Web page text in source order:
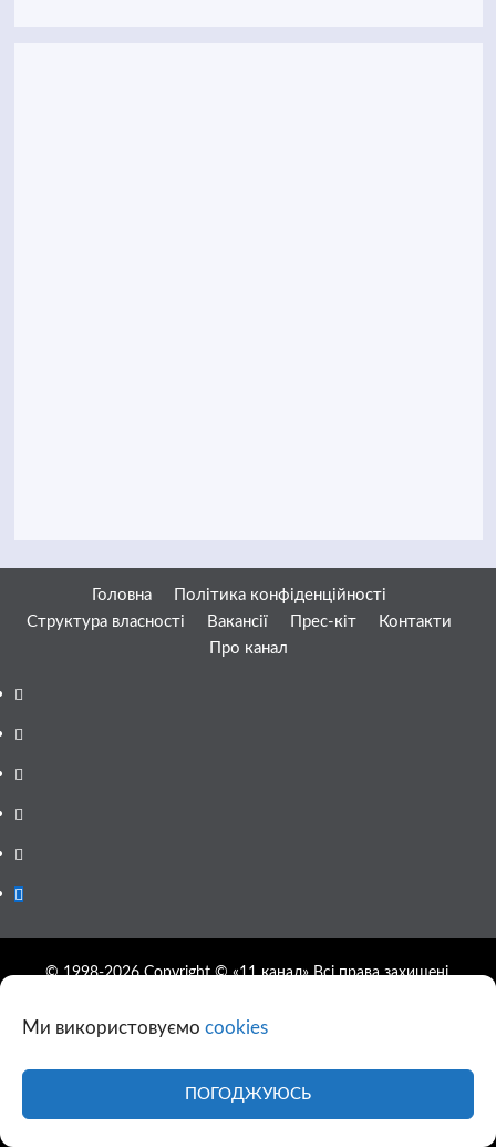
Ми використовуємо cookies
ПОГОДЖУЮСЬ
Головна
Політика конфіденційності
Структура власності
Вакансії Прес-кіт
Контакти
Про канал
Facebook
YouTube
Telegram
Instagram
Twitter
Google
© 1998-2026 Copyright © «11 канал» Всі права захищені.
11tv.dp.ua відкрите гіперпосилання на першоджерело
абзацу.
Використання фотографій та відео сайту 11tv.dp.ua
дозволяється за умови посилання на джерело та прямого